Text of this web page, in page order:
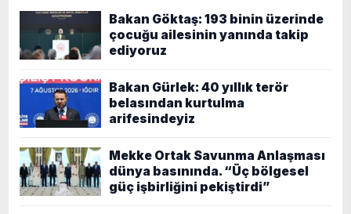
Bakan Göktaş: 193 binin üzerinde
çocuğu ailesinin yanında takip
ediyoruz
Bakan Gürlek: 40 yıllık terör
belasından kurtulma
arifesindeyiz
Mekke Ortak Savunma Anlaşması
dünya basınında. “Üç bölgesel
güç işbirliğini pekiştirdi”